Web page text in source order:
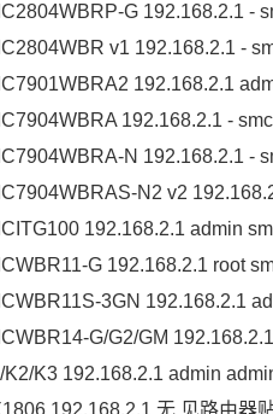
G 192.168.2.1 -
v1 192.168.2.1 -
192.168.2.1
192.168.2.1 -
N 192.168.2.1 -
N2 v2
192.168.2.1 admin
G 192.168.2.1 root
3GN 192.168.2.1
G/G2/GM
K2/K3 192.168.2.1 admin
192.168.2.1 无 见路由器